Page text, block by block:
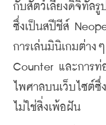
กับสัตว์เลี้ยงดิจิทัลรู
ซึ่งเป็นสปีชีส์
การเล่นมินิเกมต่าง
Counter และการท่
ไพศาลบนเว็บไซต์ซึ่
ไม่ใช่สิ่งเพ้อฝัน